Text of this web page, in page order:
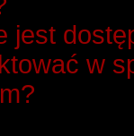
jest
w